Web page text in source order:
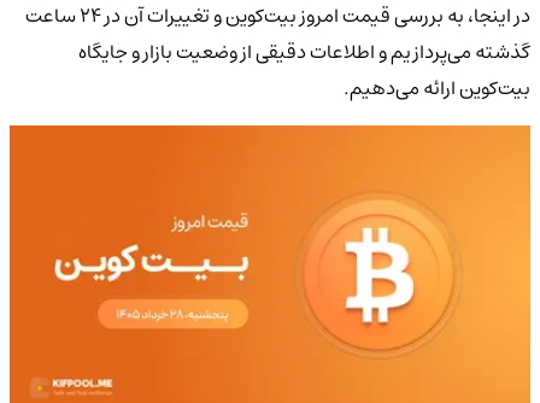
در اینجا، به بررسی قیمت امروز بیت‌کوین و تغییرات آن در 24 ساعت
گذشته می‌پردازیم و اطلاعات دقیقی از وضعیت بازار و جایگاه
بیت‌کوین ارائه می‌دهیم.